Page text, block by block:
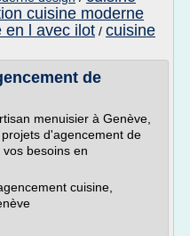
cuisine moderne
en l avec ilot / cuisine
de
menuisier à Genève,
d'agencement de
besoins en
cuisine,